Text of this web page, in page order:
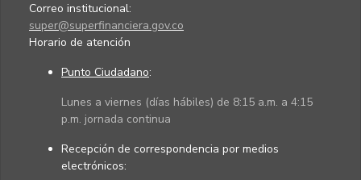
Correo institucional:
super@superfinanciera.gov.co
Horario de atención
Punto Ciudadano:
Lunes a viernes (días hábiles) de 8:15 a.m. a 4:15
p.m. jornada continua
Recepción de correspondencia por medios
electrónicos: